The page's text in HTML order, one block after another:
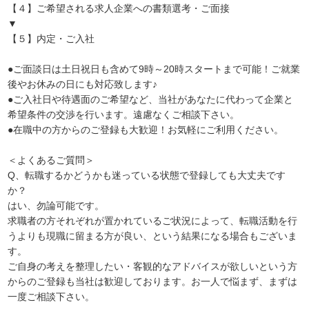
【４】ご希望される求人企業への書類選考・ご面接
▼
【５】内定・ご入社
●ご面談日は土日祝日も含めて9時～20時スタートまで可能！ご就業
後やお休みの日にも対応致します♪
●ご入社日や待遇面のご希望など、当社があなたに代わって企業と
希望条件の交渉を行います。遠慮なくご相談下さい。
●在職中の方からのご登録も大歓迎！お気軽にご利用ください。
＜よくあるご質問＞
Q、転職するかどうかも迷っている状態で登録しても大丈夫です
か？
はい、勿論可能です。
求職者の方それぞれが置かれているご状況によって、転職活動を行
うよりも現職に留まる方が良い、という結果になる場合もございま
す。
ご自身の考えを整理したい・客観的なアドバイスが欲しいという方
からのご登録も当社は歓迎しております。お一人で悩まず、まずは
一度ご相談下さい。